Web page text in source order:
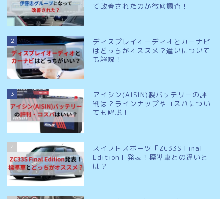
て改善されたのか徹底調査！
2
ディスプレイオーディオとカーナビ
はどっちがオススメ？違いについて
も解説！
3
アイシン(AISIN)製バッテリーの評
判は？ラインナップやコスパについ
ても解説！
4
スイフトスポーツ「ZC33S Final
Edition」発表！標準車との違いと
は？